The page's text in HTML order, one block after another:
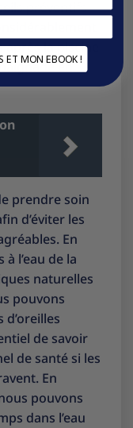
préventifs
la piscine
en
prendre soin
d’éviter les
En
l’eau de la
naturelles
pouvons
de savoir
de santé si les
En
pouvons
dans l’eau
ET MON EBOOK !